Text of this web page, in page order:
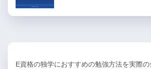
E資格の独学におすすめの勉強方法を実際の